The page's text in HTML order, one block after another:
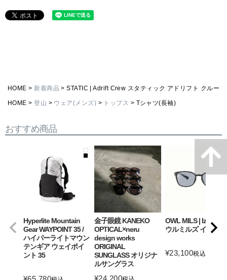
HOME 新着商品 STATIC | Adrift Crew スタティック アドリフト クルー
HOME 登山 ウェア(メンズ) トップス Tシャツ(長袖)
おすすめ商品
Hyperlite Mountain
Gear WAYPOINT 35 /
ハイパーライトマウン
テンギア ウェイポイ
ント 35
金子眼鏡 KANEKO
OPTICAL×neru
design works
ORIGINAL
SUNGLASS オリジナ
ルサングラス
OWL MILS | Izanagi
ウルミルズ イザナギ
¥23,100税込